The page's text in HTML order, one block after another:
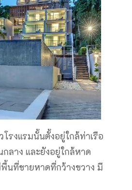
งแรมนั้นตั้งอยู่ใกล้ท่าเรือ
กลาง และยังอยู่ใกล้หาด
นที่ชายหาดที่กว้างขวาง มี